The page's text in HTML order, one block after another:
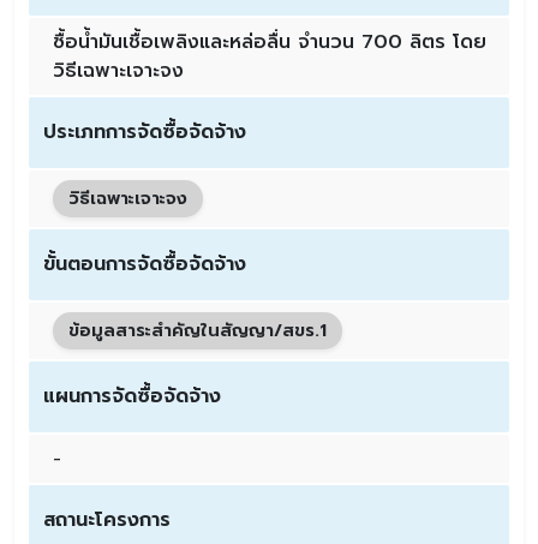
ซื้อน้ำมันเชื้อเพลิงและหล่อลื่น จำนวน 700 ลิตร โดย
วิธีเฉพาะเจาะจง
ประเภทการจัดซื้อจัดจ้าง
วิธีเฉพาะเจาะจง
ขั้นตอนการจัดซื้อจัดจ้าง
ข้อมูลสาระสำคัญในสัญญา/สขร.1
แผนการจัดซื้อจัดจ้าง
-
สถานะโครงการ